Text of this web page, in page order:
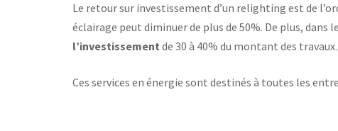
Le retour sur investissement d’un relighting est de
éclairage peut diminuer de plus de 50%. De plus, dans
l’investissement de 30 à 40% du montant des travaux.
Ces services en énergie sont destinés à toutes les